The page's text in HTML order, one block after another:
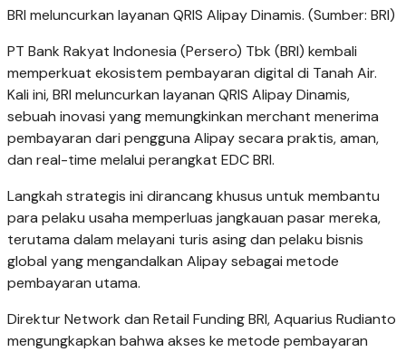
BRI meluncurkan layanan QRIS Alipay Dinamis. (Sumber: BRI)
PT Bank Rakyat Indonesia (Persero) Tbk (BRI) kembali
memperkuat ekosistem pembayaran digital di Tanah Air.
Kali ini, BRI meluncurkan layanan QRIS Alipay Dinamis,
sebuah inovasi yang memungkinkan merchant menerima
pembayaran dari pengguna Alipay secara praktis, aman,
dan real-time melalui perangkat EDC BRI.
Langkah strategis ini dirancang khusus untuk membantu
para pelaku usaha memperluas jangkauan pasar mereka,
terutama dalam melayani turis asing dan pelaku bisnis
global yang mengandalkan Alipay sebagai metode
pembayaran utama.
Direktur Network dan Retail Funding BRI, Aquarius Rudianto
mengungkapkan bahwa akses ke metode pembayaran